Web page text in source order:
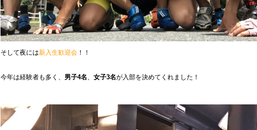
そして夜には新入生歓迎会 ！！
今年は経験者も多く、 男子4名、 女子3名が入部を決めてくれました！